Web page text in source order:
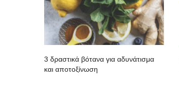
3 δραστικά βότανα για αδυνάτισμα
και αποτοξίνωση